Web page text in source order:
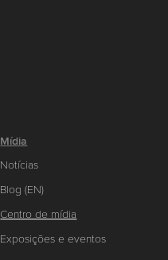
Mídia
Notícias
Blog (EN)
Centro de mídia
Exposições e eventos